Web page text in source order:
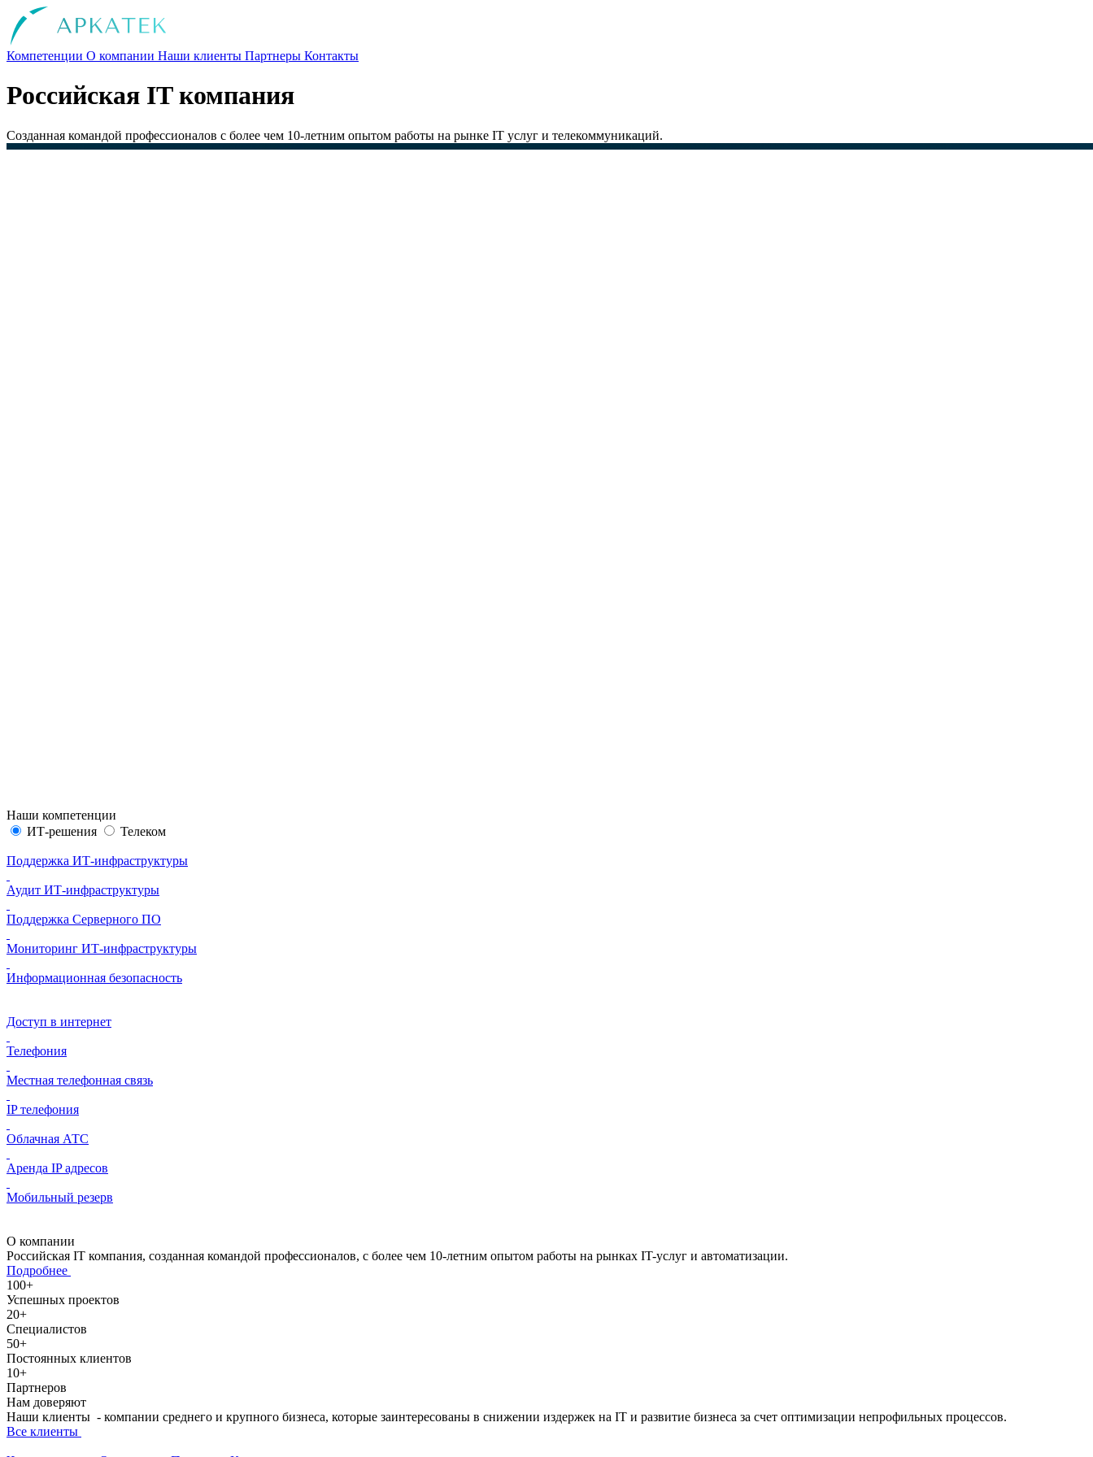
Компетенции О компании Наши клиенты Партнеры Контакты
Российская IT компания
Созданная командой профессионалов с более чем 10-летним опытом работы на рынке IT услуг и телекоммуникаций.
Наши компетенции
ИТ-решения
Телеком
Поддержка ИТ-инфраструктуры
Аудит ИТ-инфраструктуры
Поддержка Серверного ПО
Мониторинг ИТ-инфраструктуры
Информационная безопасность
Доступ в интернет
Телефония
Местная телефонная связь
IP телефония
Облачная АТС
Аренда IP адресов
Мобильный резерв
О компании
Российская IT компания, созданная командой профессионалов, с более чем 10-летним опытом работы на рынках IT-услуг и автоматизации.
Подробнее
100+
Успешных проектов
20+
Специалистов
50+
Постоянных клиентов
10+
Партнеров
Нам доверяют
Наши клиенты - компании среднего и крупного бизнеса, которые заинтересованы в снижении издержек на IT и развитие бизнеса за счет оптимизации непрофильных процессов.
Все клиенты